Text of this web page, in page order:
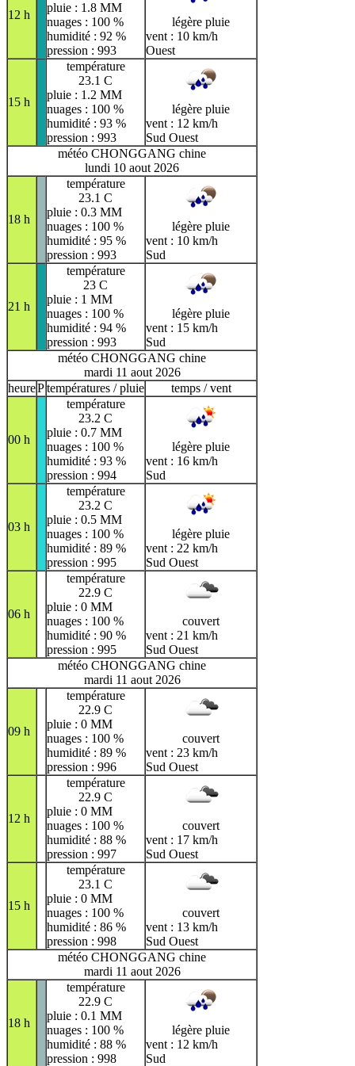
12 h
pluie : 1.8 MM
nuages : 100 %
humidité : 92 %
pression : 993
légère pluie
vent : 10 km/h
Ouest
15 h
température
23.1 C
pluie : 1.2 MM
nuages : 100 %
humidité : 93 %
pression : 993
légère pluie
vent : 12 km/h
Sud Ouest
météo CHONGGANG chine
lundi 10 aout 2026
18 h
température
23.1 C
pluie : 0.3 MM
nuages : 100 %
humidité : 95 %
pression : 993
légère pluie
vent : 10 km/h
Sud
21 h
température
23 C
pluie : 1 MM
nuages : 100 %
humidité : 94 %
pression : 993
légère pluie
vent : 15 km/h
Sud
météo CHONGGANG chine
mardi 11 aout 2026
heurePtempératures / pluie temps / vent
00 h
température
23.2 C
pluie : 0.7 MM
nuages : 100 %
humidité : 93 %
pression : 994
légère pluie
vent : 16 km/h
Sud
03 h
température
23.2 C
pluie : 0.5 MM
nuages : 100 %
humidité : 89 %
pression : 995
légère pluie
vent : 22 km/h
Sud Ouest
06 h
température
22.9 C
pluie : 0 MM
nuages : 100 %
humidité : 90 %
pression : 995
couvert
vent : 21 km/h
Sud Ouest
météo CHONGGANG chine
mardi 11 aout 2026
09 h
température
22.9 C
pluie : 0 MM
nuages : 100 %
humidité : 89 %
pression : 996
couvert
vent : 23 km/h
Sud Ouest
12 h
température
22.9 C
pluie : 0 MM
nuages : 100 %
humidité : 88 %
pression : 997
couvert
vent : 17 km/h
Sud Ouest
15 h
température
23.1 C
pluie : 0 MM
nuages : 100 %
humidité : 86 %
pression : 998
couvert
vent : 13 km/h
Sud Ouest
météo CHONGGANG chine
mardi 11 aout 2026
18 h
température
22.9 C
pluie : 0.1 MM
nuages : 100 %
humidité : 88 %
pression : 998
légère pluie
vent : 12 km/h
Sud